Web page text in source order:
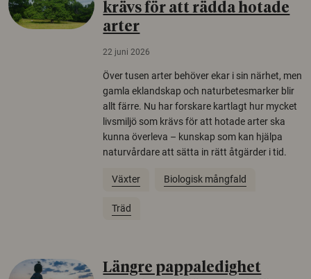
krävs för att rädda hotade
arter
22 juni 2026
Över tusen arter behöver ekar i sin närhet, men
gamla eklandskap och naturbetesmarker blir
allt färre. Nu har forskare kartlagt hur mycket
livsmiljö som krävs för att hotade arter ska
kunna överleva – kunskap som kan hjälpa
naturvårdare att sätta in rätt åtgärder i tid.
Växter Biologisk mångfald
Träd
Längre pappaledighet